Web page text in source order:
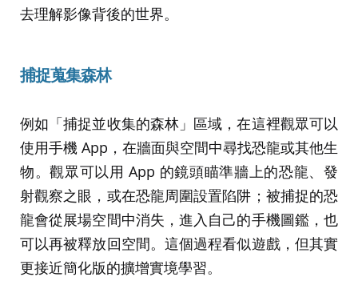
去理解影像背後的世界。
捕捉蒐集森林
例如「捕捉並收集的森林」區域，在這裡觀眾可以
使用手機 App，在牆面與空間中尋找恐龍或其他生
物。觀眾可以用 App 的鏡頭瞄準牆上的恐龍、發
射觀察之眼，或在恐龍周圍設置陷阱；被捕捉的恐
龍會從展場空間中消失，進入自己的手機圖鑑，也
可以再被釋放回空間。這個過程看似遊戲，但其實
更接近簡化版的擴增實境學習。